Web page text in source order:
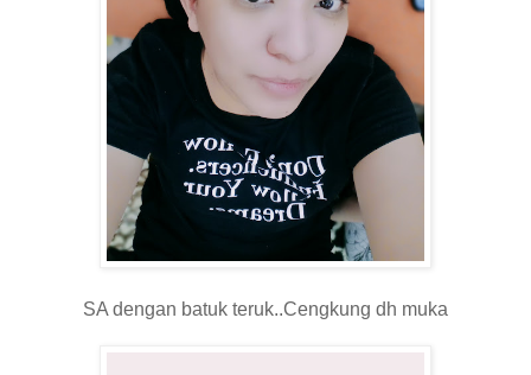
SA dengan batuk teruk..Cengkung dh muka